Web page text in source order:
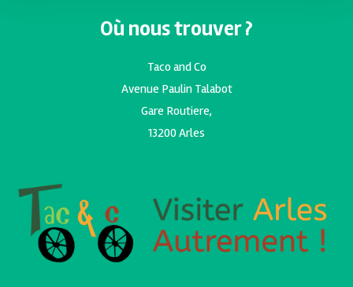
Où nous trouver ?
Taco and Co
Avenue Paulin Talabot
Gare Routiere,
13200 Arles